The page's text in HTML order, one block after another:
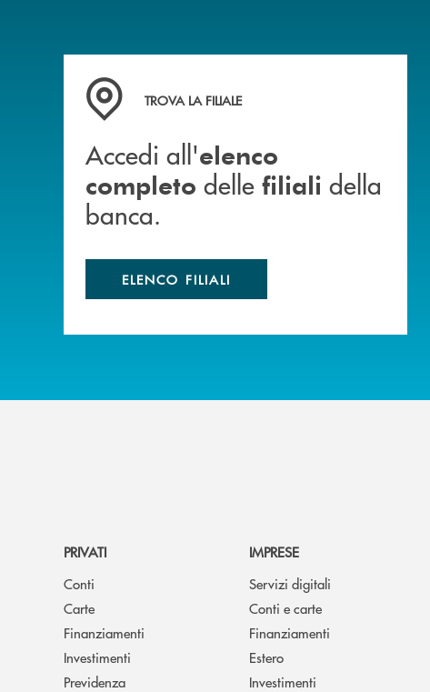
Accedi all' elenco completo delle filiali della banca.
TROVA LA FILIALE
Accedi all'elenco
completo delle filiali della
banca.
ELENCO FILIALI
PRIVATI
Conti
Carte
Finanziamenti
Investimenti
Previdenza
IMPRESE
Servizi digitali
Conti e carte
Finanziamenti
Estero
Investimenti